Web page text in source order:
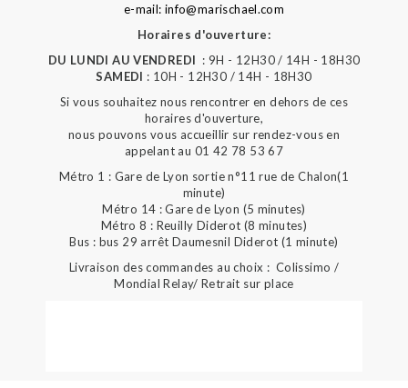
e-mail: info@marischael.com
Horaires d'ouverture:
DU LUNDI AU VENDREDI : 9H - 12H30 / 14H - 18H30
SAMEDI : 10H - 12H30 / 14H - 18H30
Si vous souhaitez nous rencontrer en dehors de ces
horaires d'ouverture,
nous pouvons vous accueillir sur rendez-vous en
appelant au 01 42 78 53 67
Métro 1 : Gare de Lyon sortie n°11 rue de Chalon(1
minute)
Métro 14 : Gare de Lyon (5 minutes)
Métro 8 : Reuilly Diderot (8 minutes)
Bus : bus 29 arrêt Daumesnil Diderot (1 minute)
Livraison des commandes au choix : Colissimo /
Mondial Relay/ Retrait sur place